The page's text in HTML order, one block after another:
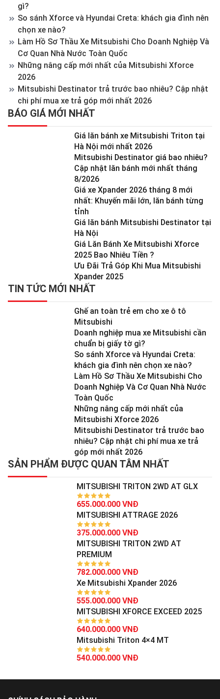
gì?
So sánh Xforce và Hyundai Creta: khách gia đình nên
chọn xe nào?
Làm Hồ Sơ Thầu Xe Mitsubishi Cho Doanh Nghiệp Và
Cơ Quan Nhà Nước Toàn Quốc
Những nâng cấp mới nhất của Mitsubishi Xforce
2026
Mitsubishi Destinator trả trước bao nhiêu? Cập nhật
chi phí mua xe trả góp mới nhất 2026
BÁO GIÁ MỚI NHẤT
Giá lăn bánh xe Mitsubishi Triton tại
Hà Nội mới nhất 2026
Mitsubishi Destinator giá bao nhiêu?
Cập nhật lăn bánh mới nhất tháng
8/2026
Giá xe Xpander 2026 tháng 8 mới
nhất: Khuyến mãi lớn, lăn bánh từng
tỉnh
Giá lăn bánh Mitsubishi Destinator tại
Hà Nội
Giá Lăn Bánh Xe Mitsubishi Xforce
2025 Bao Nhiêu Tiền ?
Ưu Đãi Trả Góp Khi Mua Mitsubishi
Xpander 2025
TIN TỨC MỚI NHẤT
Ghế an toàn trẻ em cho xe ô tô
Mitsubishi
Doanh nghiệp mua xe Mitsubishi cần
chuẩn bị giấy tờ gì?
So sánh Xforce và Hyundai Creta:
khách gia đình nên chọn xe nào?
Làm Hồ Sơ Thầu Xe Mitsubishi Cho
Doanh Nghiệp Và Cơ Quan Nhà Nước
Toàn Quốc
Những nâng cấp mới nhất của
Mitsubishi Xforce 2026
Mitsubishi Destinator trả trước bao
nhiêu? Cập nhật chi phí mua xe trả
góp mới nhất 2026
SẢN PHẨM ĐƯỢC QUAN TÂM NHẤT
MITSUBISHI TRITON 2WD AT GLX
655.000.000 VNĐ
MITSUBISHI ATTRAGE 2026
375.000.000 VNĐ
MITSUBISHI TRITON 2WD AT
PREMIUM
782.000.000 VNĐ
Xe Mitsubishi Xpander 2026
555.000.000 VNĐ
MITSUBISHI XFORCE EXCEED 2025
640.000.000 VNĐ
Mitsubishi Triton 4×4 MT
540.000.000 VNĐ